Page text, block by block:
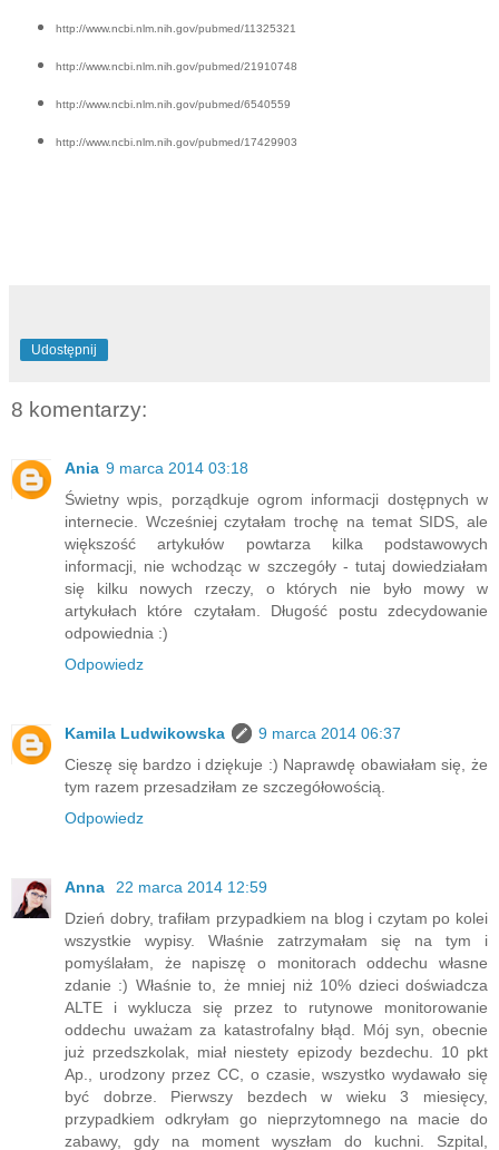
http://www.ncbi.nlm.nih.gov/pubmed/11325321
http://www.ncbi.nlm.nih.gov/pubmed/21910748
http://www.ncbi.nlm.nih.gov/pubmed/6540559
http://www.ncbi.nlm.nih.gov/pubmed/17429903
Udostępnij
8 komentarzy:
Ania 9 marca 2014 03:18
Świetny wpis, porządkuje ogrom informacji dostępnych w
internecie. Wcześniej czytałam trochę na temat SIDS, ale
większość artykułów powtarza kilka podstawowych
informacji, nie wchodząc w szczegóły - tutaj dowiedziałam
się kilku nowych rzeczy, o których nie było mowy w
artykułach które czytałam. Długość postu zdecydowanie
odpowiednia :)
Odpowiedz
Kamila Ludwikowska
9 marca 2014 06:37
Cieszę się bardzo i dziękuje :) Naprawdę obawiałam się, że
tym razem przesadziłam ze szczegółowością.
Odpowiedz
Anna
22 marca 2014 12:59
Dzień dobry, trafiłam przypadkiem na blog i czytam po kolei
wszystkie wypisy. Właśnie zatrzymałam się na tym i
pomyślałam, że napiszę o monitorach oddechu własne
zdanie :) Właśnie to, że mniej niż 10% dzieci doświadcza
ALTE i wyklucza się przez to rutynowe monitorowanie
oddechu uważam za katastrofalny błąd. Mój syn, obecnie
już przedszkolak, miał niestety epizody bezdechu. 10 pkt
Ap., urodzony przez CC, o czasie, wszystko wydawało się
być dobrze. Pierwszy bezdech w wieku 3 miesięcy,
przypadkiem odkryłam go nieprzytomnego na macie do
zabawy, gdy na moment wyszłam do kuchni. Szpital,